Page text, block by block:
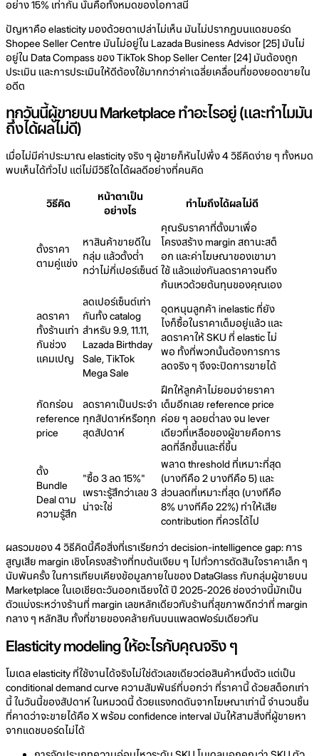
อย่าง 15% เท่ากัน นั่นคือทั้งหมดของโอกาสนี้
ปัญหาคือ elasticity มองด้วยตาเปล่าไม่เห็น มันไม่ปรากฏบนแดชบอร์ด
Shopee Seller Centre มันไม่อยู่ใน Lazada Business Advisor [25] มันไม่
อยู่ใน Data Compass ของ TikTok Shop Seller Center [24] มันต้องถูก
ประเมิน และการประเมินให้ดีต้องใช้มากกว่าค่าเฉลี่ยเคลื่อนที่ของยอดขายใน
อดีต
ทุกวันนี้ผู้ขายบน Marketplace ทำอะไรอยู่ (และทำไมมัน
ถึงได้ผลไม่ดี)
เมื่อไม่มีค่าประมาณ elasticity จริง ๆ ผู้ขายก็หันไปพึ่ง 4 วิธีคิดง่าย ๆ ทั้งหมด
พบเห็นได้ทั่วไป แต่ไม่มีวิธีใดได้ผลดีอย่างที่คนคิด
วิธีคิด
หน้าตาเป็น
อย่างไร
ทำไมถึงได้ผลไม่ดี
ตั้งราคา
ตามคู่แข่ง
หาสินค้าขายดีใน
กลุ่ม แล้วตั้งต่ำ
กว่าไม่กี่เปอร์เซ็นต์
คุณรับราคาที่ตั้งมาเพื่อ
โครงสร้าง margin สถานะสต็
อก และค่าโฆษณาของเขามา
ใช้ แล้วแข่งกันลดราคาจนถึง
ก้นเหวด้วยต้นทุนของคุณเอง
ลดราคา
ทั้งร้านเท่า
กันช่วง
แคมเปญ
ลดเปอร์เซ็นต์เท่า
กันทั้ง catalog
สำหรับ 9.9, 11.11,
Lazada Birthday
Sale, TikTok
Mega Sale
อุดหนุนลูกค้า inelastic ที่ยัง
ไงก็ซื้อในราคาเต็มอยู่แล้ว และ
ลดราคาให้ SKU ที่ elastic ไม่
พอ ทั้งที่พวกนั้นต้องการการ
ลดจริง ๆ จึงจะปิดการขายได้
กัดกร่อน
reference
price
ลดราคาเป็นประจำ
ทุกสัปดาห์หรือทุก
สุดสัปดาห์
ฝึกให้ลูกค้าไม่ยอมจ่ายราคา
เต็มอีกเลย reference price
ค่อย ๆ ลอยต่ำลง จน lever
เดียวที่เหลือของผู้ขายคือการ
ลดที่ลึกขึ้นและถี่ขึ้น
ตั้ง
Bundle
Deal ตาม
ความรู้สึก
"ซื้อ 3 ลด 15%"
เพราะรู้สึกว่าเลข 3
น่าจะใช่
พลาด threshold ที่เหมาะที่สุด
(บางทีคือ 2 บางทีคือ 5) และ
ส่วนลดที่เหมาะที่สุด (บางทีคือ
8% บางทีคือ 22%) ทำให้เสีย
contribution ที่ควรได้ไป
ผลรวมของ 4 วิธีคิดนี้คือสิ่งที่เราเรียกว่า decision-intelligence gap: การ
สูญเสีย margin เชิงโครงสร้างที่ทบต้นเงียบ ๆ ไปทั่วการตัดสินใจราคาเล็ก ๆ
นับพันครั้ง ในการเทียบเคียงข้อมูลภายในของ DataGlass กับกลุ่มผู้ขายบน
Marketplace ในเอเชียตะวันออกเฉียงใต้ ปี 2025-2026 ช่องว่างนี้มักเป็น
ตัวแบ่งระหว่างร้านที่ margin เลขหลักเดียวกับร้านที่สุขภาพดีกว่าที่ margin
กลาง ๆ หลักสิบ ทั้งที่ขายของคล้ายกันบนแพลตฟอร์มเดียวกัน
Elasticity modeling ให้อะไรกับคุณจริง ๆ
โมเดล elasticity ที่ใช้งานได้จริงไม่ใช่ตัวเลขเดียวต่อสินค้าหนึ่งตัว แต่เป็น
conditional demand curve ความสัมพันธ์ที่บอกว่า ที่ราคานี้ ด้วยสต็อกเท่า
นี้ ในวันนี้ของสัปดาห์ ในหมวดนี้ ด้วยแรงกดดันจากโฆษณาเท่านี้ จำนวนชิ้น
ที่คาดว่าจะขายได้คือ X พร้อม confidence interval มันให้สามสิ่งที่ผู้ขายหา
จากแดชบอร์ดไม่ได้